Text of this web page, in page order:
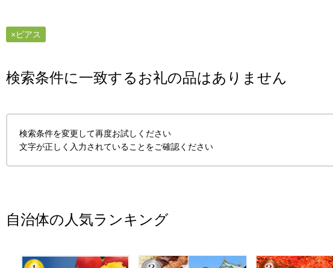
ピアス
検索条件に一致するお礼の品はありません
検索条件を変更して再度お試しください
文字が正しく入力されていることをご確認ください
自治体の人気ランキング